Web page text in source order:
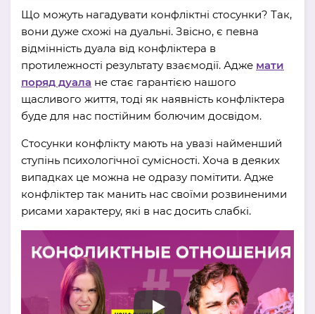
Що можуть нагадувати конфліктні стосунки? Так,
вони дуже схожі на дуальні. Звісно, ​​є певна
відмінність дуала від конфліктера в
протилежності результату взаємодії. Адже мати
поряд дуала не стає гарантією нашого
щасливого життя, тоді як наявність конфліктера
буде для нас постійним болючим досвідом.
Стосунки конфлікту мають на увазі найменший
ступінь психологічної сумісності. Хоча в деяких
випадках це можна не одразу помітити. Адже
конфліктер так манить нас своїми розвиненими
рисами характеру, які в нас досить слабкі.